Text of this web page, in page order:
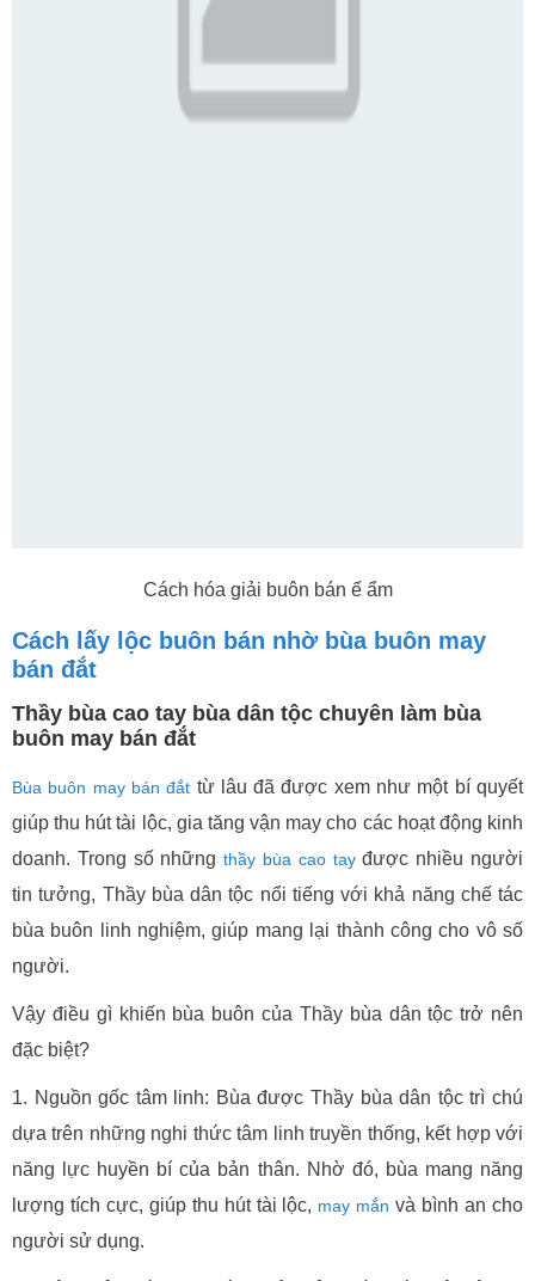
Cách hóa giải buôn bán ế ẩm
Cách lấy lộc buôn bán nhờ bùa buôn may
bán đắt
Thầy bùa cao tay bùa dân tộc chuyên làm bùa
buôn may bán đắt
Bùa buôn may bán đắt từ lâu đã được xem như một bí quyết
giúp thu hút tài lộc, gia tăng vận may cho các hoạt động kinh
doanh. Trong số nhữngthầy bùa cao tayđược nhiều người
tin tưởng, Thầy bùa dân tộc nổi tiếng với khả năng chế tác
bùa buôn linh nghiệm, giúp mang lại thành công cho vô số
người.
Vậy điều gì khiến bùa buôn của Thầy bùa dân tộc trở nên
đặc biệt?
1. Nguồn gốc tâm linh: Bùa được Thầy bùa dân tộc trì chú
dựa trên những nghi thức tâm linh truyền thống, kết hợp với
năng lực huyền bí của bản thân. Nhờ đó, bùa mang năng
lượng tích cực, giúp thu hút tài lộc, may mắn và bình an cho
người sử dụng.